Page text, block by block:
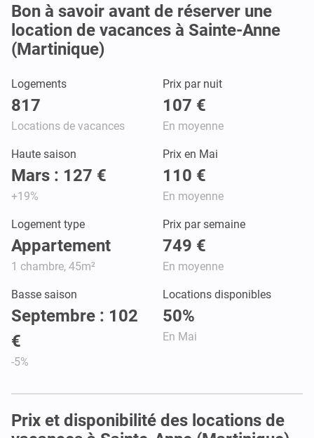
Bon à savoir avant de réserver une
location de vacances à Sainte-Anne
(Martinique)
Logements
817
Locations de vacances
Prix par nuit
107 €
En moyenne
Haute saison
Mars : 127 €
+19%
Prix en Mai
110 €
En moyenne
Logement type
Appartement
1 chambre, 45m²
Prix par semaine
749 €
En moyenne
Basse saison
Septembre : 102
€
-5%
Locations disponibles
50%
En Mai
Prix et disponibilité des locations de